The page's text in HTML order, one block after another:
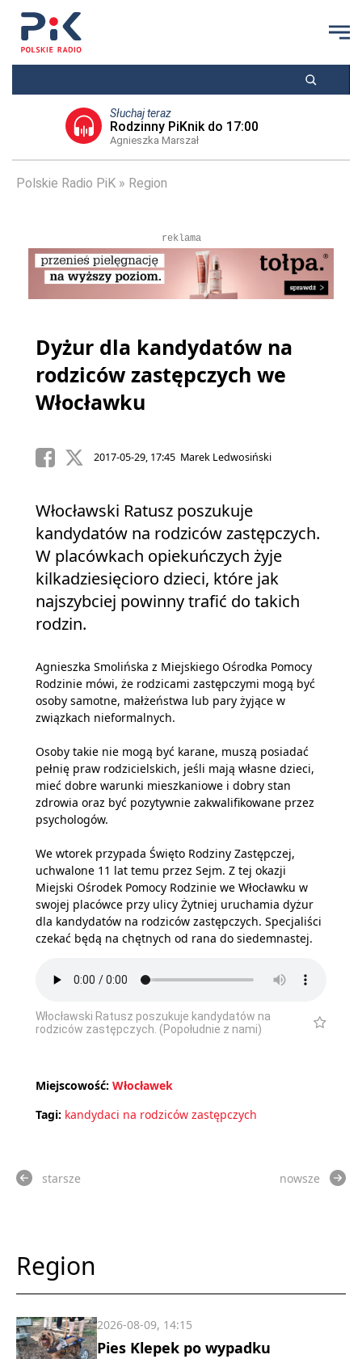
Słuchaj teraz
Rodzinny PiKnik do 17:00
Agnieszka Marszał
Polskie Radio PiK Region
reklama
Dyżur dla kandydatów na
rodziców zastępczych we
Włocławku
2017-05-29, 17:45 Marek Ledwosiński
Włocławski Ratusz poszukuje
kandydatów na rodziców zastępczych.
W placówkach opiekuńczych żyje
kilkadziesięcioro dzieci, które jak
najszybciej powinny trafić do takich
rodzin.
Agnieszka Smolińska z Miejskiego Ośrodka Pomocy
Rodzinie mówi, że rodzicami zastępczymi mogą być
osoby samotne, małżeństwa lub pary żyjące w
związkach nieformalnych.
Osoby takie nie mogą być karane, muszą posiadać
pełnię praw rodzicielskich, jeśli mają własne dzieci,
mieć dobre warunki mieszkaniowe i dobry stan
zdrowia oraz być pozytywnie zakwalifikowane przez
psychologów.
We wtorek przypada Święto Rodziny Zastępczej,
uchwalone 11 lat temu przez Sejm. Z tej okazji
Miejski Ośrodek Pomocy Rodzinie we Włocławku w
swojej placówce przy ulicy Żytniej uruchamia dyżur
dla kandydatów na rodziców zastępczych. Specjaliści
czekać będą na chętnych od rana do siedemnastej.
Włocławski Ratusz poszukuje kandydatów na
rodziców zastępczych. (Popołudnie z nami)
Miejscowość: Włocławek
Tagi: kandydaci na rodziców zastępczych
starsze nowsze
Region
Pies Klepek po wypadku
2026-08-09, 14:15